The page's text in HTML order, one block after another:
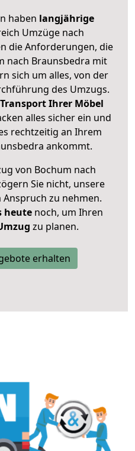
haben langjährige
Umzüge nach
die Anforderungen, die
nach Braunsbedra mit
sich um alles, von der
des Umzugs.
Ihrer Möbel
alles sicher ein und
rechtzeitig an Ihrem
ankommt.
von Bochum nach
Sie nicht, unsere
zu nehmen.
heutenoch, um Ihren
zu planen.
erhalten